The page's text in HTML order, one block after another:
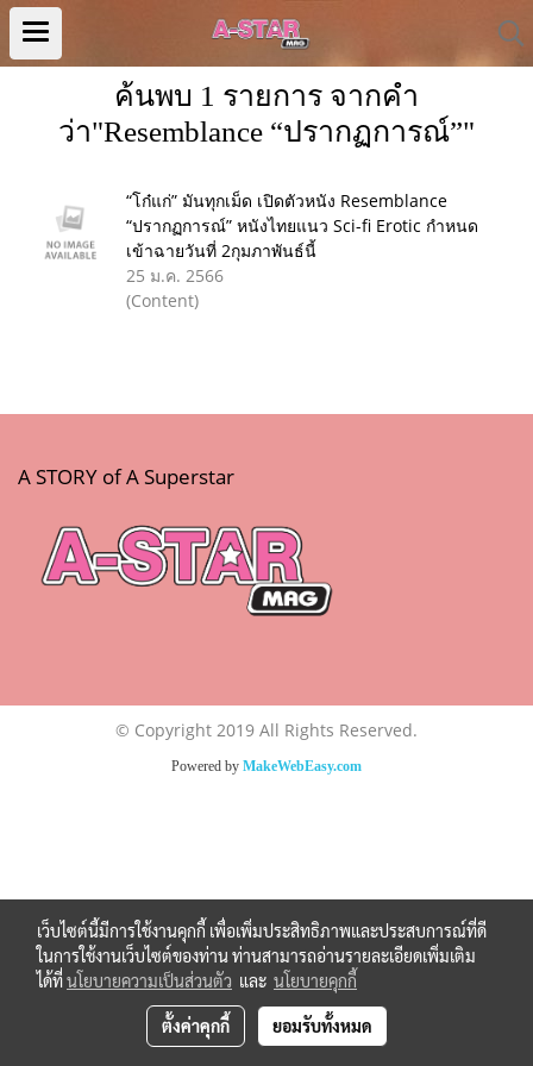
ค้นพบ 1 รายการ จากคำ
ว่า"Resemblance “ปรากฏการณ์”"
“โก๋แก่” มันทุกเม็ด เปิดตัวหนัง Resemblance
“ปรากฏการณ์” หนังไทยแนว Sci-fi Erotic กำหนด
เข้าฉายวันที่ 2กุมภาพันธ์นี้
25 ม.ค. 2566
(Content)
A STORY of A Superstar
© Copyright 2019 All Rights Reserved.
Powered by MakeWebEasy.com
เว็บไซต์นี้มีการใช้งานคุกกี้ เพื่อเพิ่มประสิทธิภาพและประสบการณ์ที่ดี
ในการใช้งานเว็บไซต์ของท่าน ท่านสามารถอ่านรายละเอียดเพิ่มเติม
ได้ที่นโยบายความเป็นส่วนตัว และ นโยบายคุกกี้
ตั้งค่าคุกกี้ ยอมรับทั้งหมด